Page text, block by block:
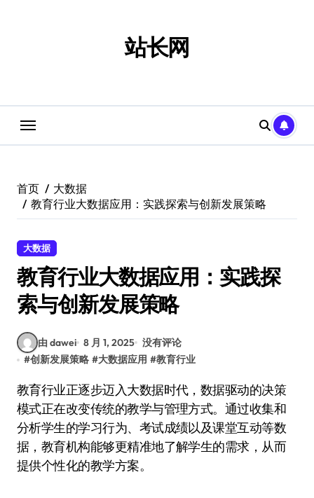
站长网
首页
大数据
教育行业大数据应用：实践探索与创新发展策略
大数据
教育行业大数据应用：实践探
索与创新发展策略
由 dawei 8 月 1, 2025 没有评论
#创新发展策略 #大数据应用 #教育行业
教育行业正逐步迈入大数据时代，数据驱动的决策
模式正在改变传统的教学与管理方式。通过收集和
分析学生的学习行为、考试成绩以及课堂互动等数
据，教育机构能够更精准地了解学生的需求，从而
提供个性化的教学方案。